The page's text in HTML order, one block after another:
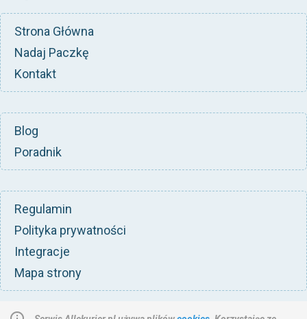
Strona Główna
Nadaj Paczkę
Kontakt
Blog
Poradnik
Regulamin
Polityka prywatności
Integracje
Mapa strony